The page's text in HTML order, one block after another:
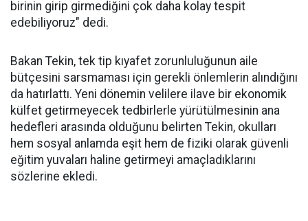
birinin girip girmediğini çok daha kolay tespit
edebiliyoruz" dedi.
Bakan Tekin, tek tip kıyafet zorunluluğunun aile
bütçesini sarsmaması için gerekli önlemlerin alındığını
da hatırlattı. Yeni dönemin velilere ilave bir ekonomik
külfet getirmeyecek tedbirlerle yürütülmesinin ana
hedefleri arasında olduğunu belirten Tekin, okulları
hem sosyal anlamda eşit hem de fiziki olarak güvenli
eğitim yuvaları haline getirmeyi amaçladıklarını
sözlerine ekledi.